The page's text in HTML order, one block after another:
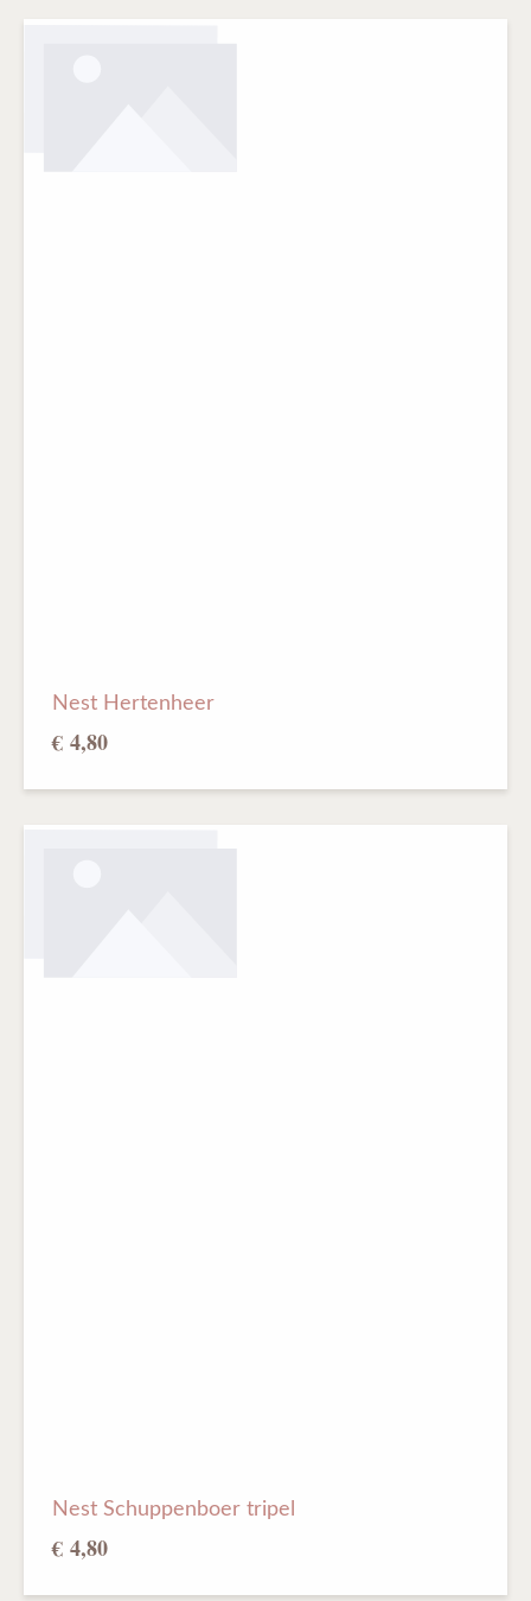
Nest Hertenheer
€ 4,80
Nest Schuppenboer tripel
€ 4,80